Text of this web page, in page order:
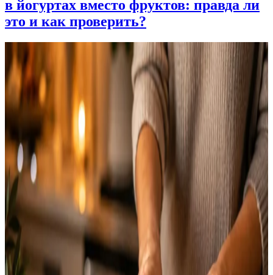
в йогуртах вместо фруктов: правда ли
это и как проверить?